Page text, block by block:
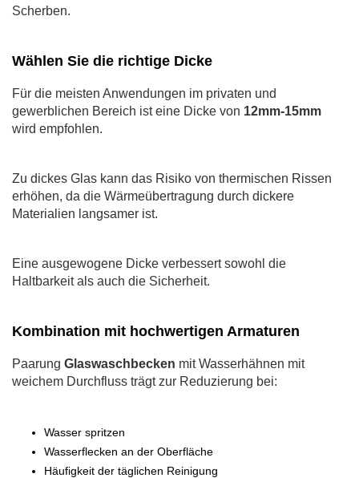
Scherben.
Wählen Sie die richtige Dicke
Für die meisten Anwendungen im privaten und
gewerblichen Bereich ist eine Dicke von 12mm-15mm
wird empfohlen.
Zu dickes Glas kann das Risiko von thermischen Rissen
erhöhen, da die Wärmeübertragung durch dickere
Materialien langsamer ist.
Eine ausgewogene Dicke verbessert sowohl die
Haltbarkeit als auch die Sicherheit.
Kombination mit hochwertigen Armaturen
Paarung Glaswaschbecken mit Wasserhähnen mit
weichem Durchfluss trägt zur Reduzierung bei:
Wasser spritzen
Wasserflecken an der Oberfläche
Häufigkeit der täglichen Reinigung